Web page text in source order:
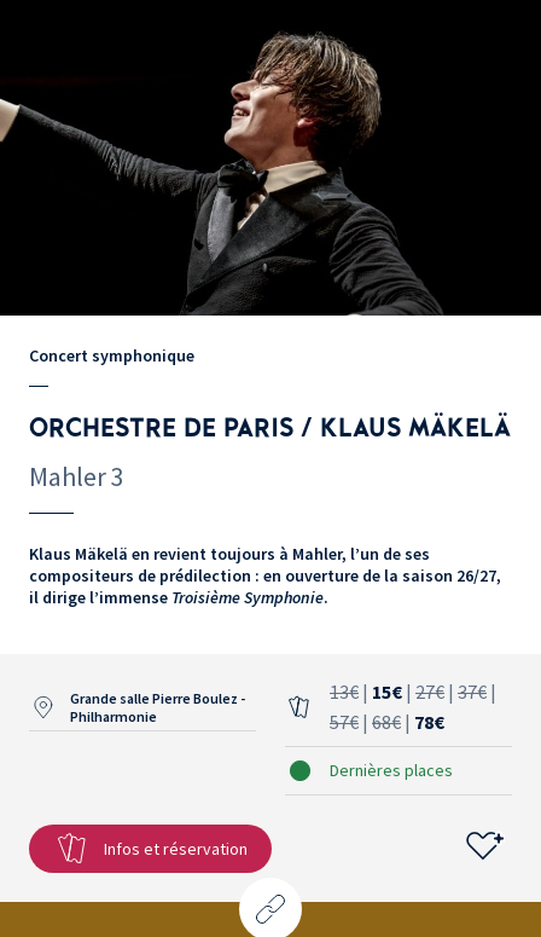
Concert symphonique
ORCHESTRE DE PARIS / KLAUS MÄKELÄ
Mahler 3
Klaus Mäkelä en revient toujours à Mahler, l’un de ses
compositeurs de prédilection : en ouverture de la saison 26/27,
il dirige l’immense Troisième Symphonie.
Grande salle Pierre Boulez -
Philharmonie
13€ | 15€ | 27€ | 37€ |
57€ | 68€ | 78€
Dernières places
Infos et réservation